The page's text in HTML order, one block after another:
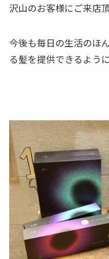
沢山のお客様にご来店
今後も毎日の生活のほ
る髪を提供できるよう